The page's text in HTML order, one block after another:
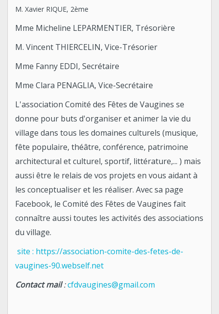
M. Xavier RIQUE, 2ème
Mme Micheline LEPARMENTIER, Trésorière
M. Vincent THIERCELIN, Vice-Trésorier
Mme Fanny EDDI, Secrétaire
Mme Clara PENAGLIA, Vice-Secrétaire
L'association Comité des Fêtes de Vaugines se
donne pour buts d'organiser et animer la vie du
village dans tous les domaines culturels (musique,
fête populaire, théâtre, conférence, patrimoine
architectural et culturel, sportif, littérature,... ) mais
aussi être le relais de vos projets en vous aidant à
les conceptualiser et les réaliser. Avec sa page
Facebook, le Comité des Fêtes de Vaugines fait
connaître aussi toutes les activités des associations
du village.
site : https://association-comite-des-fetes-de-
vaugines-90.webself.net
Contact mail:cfdvaugines@gmail.com